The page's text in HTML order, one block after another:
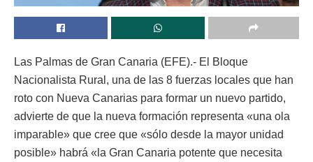
Las Palmas de Gran Canaria (EFE).- El Bloque
Nacionalista Rural, una de las 8 fuerzas locales que han
roto con Nueva Canarias para formar un nuevo partido,
advierte de que la nueva formación representa «una ola
imparable» que cree que «sólo desde la mayor unidad
posible» habrá «la Gran Canaria potente que necesita